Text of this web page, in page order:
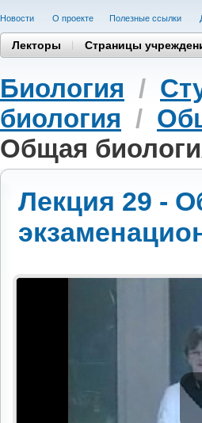
Новости О проекте Полезные cсылки
Лекторы Страницы
Биология /
биология /
Общая
Лекция 29 -